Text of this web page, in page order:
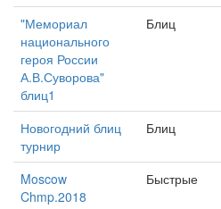
"Мемориал
национального
героя России
А.В.Суворова"
блиц1
Блиц
Новогодний блиц
турнир
Блиц
Moscow
Chmp.2018
Быстрые